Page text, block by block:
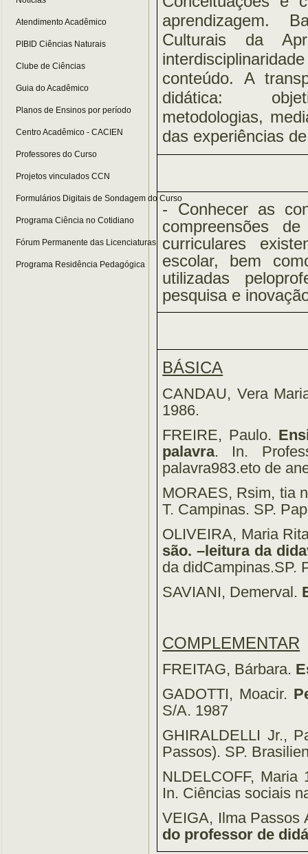
Atendimento Acadêmico
PIBID Ciências Naturais
Clube de Ciências
Guia do Acadêmico
Planos de Ensinos por período
Centro Acadêmico - CACIEN
Professores do Curso
Projetos vinculados CCN
Formulários Digitais de Sondagem do Curso
Programa Ciência no Cotidiano
Fórum Permanente das Licenciaturas
Programa Residência Pedagógica
aprendizagem.
Culturais da
conteúdo. A
didática:
metodologias,
das experiências
- Conhecer as
compreensões
curriculares
escolar, bem
utilizadas
pesquisa e
BÁSICA
CANDAU, Vera
1986.
FREIRE, Paulo.
palavra. In.
palavra983.eto de
MORAES, Rsim, tia
T. Campinas. SP.
OLIVEIRA, Maria
são. –leitura da
da didCampinas.SP.
SAVIANI, Demerval.
COMPLEMENTAR
FREITAG, Bárbara.
GADOTTI, Moacir.
S/A. 1987
GHIRALDELLI Jr.,
Passos). SP.
NLDELCOFF, Maria
In. Ciências sociais
VEIGA, Ilma Passos
do professor de